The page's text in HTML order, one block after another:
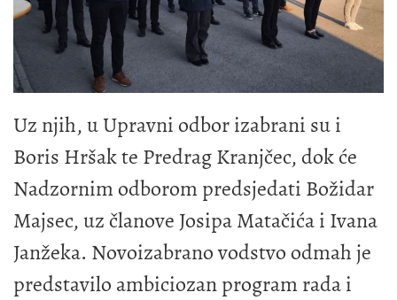
Uz njih, u Upravni odbor izabrani su i
Boris Hršak te Predrag Kranjčec, dok će
Nadzornim odborom predsjedati Božidar
Majsec, uz članove Josipa Matačića i Ivana
Janžeka. Novoizabrano vodstvo odmah je
predstavilo ambiciozan program rada i